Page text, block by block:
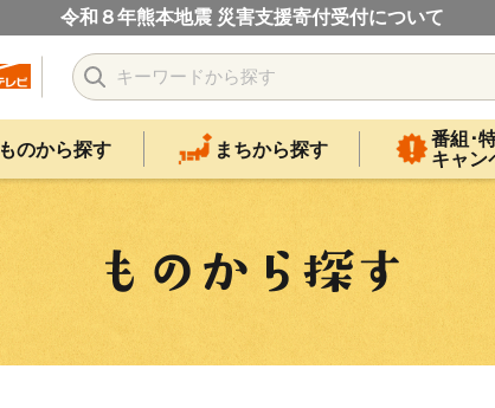
令和８年熊本地震 災害支援寄付受付について
ものから探す まちから探す
番組･
キャン